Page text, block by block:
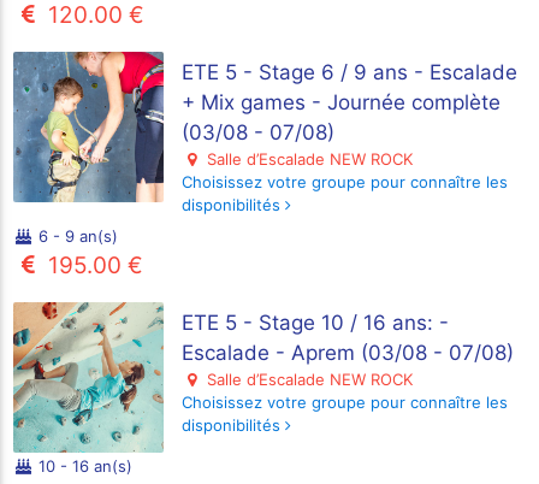
120.00 €
ETE 5 - Stage 6 / 9 ans - Escalade
+ Mix games - Journée complète
(03/08 - 07/08)
Salle d’Escalade NEW ROCK
Choisissez votre groupe pour connaître les
disponibilités
6 - 9 an(s)
195.00 €
ETE 5 - Stage 10 / 16 ans: -
Escalade - Aprem (03/08 - 07/08)
Salle d’Escalade NEW ROCK
Choisissez votre groupe pour connaître les
disponibilités
10 - 16 an(s)